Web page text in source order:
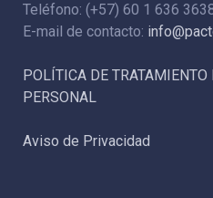
Teléfono: (+57) 60 1 636
E-mail de contacto:
POLÍTICA DE
PERSONAL
Aviso de Privacidad